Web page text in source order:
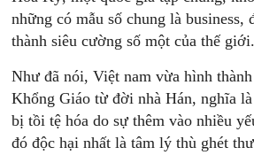
những có mẫu số chung là business,
thành siêu cường số một của thế giới.
Như đã nói, Việt nam vừa hình
Khổng Giáo từ đời nhà Hán, nghĩa
bị tồi tệ hóa do sự thêm vào nhiều
đó độc hại nhất là tâm lý thù ghét